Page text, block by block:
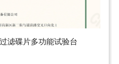
滤碟片多功能试验台